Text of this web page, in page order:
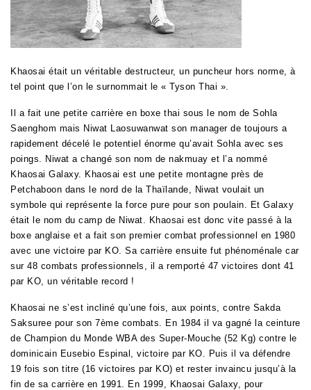
Khaosai était un véritable destructeur, un puncheur hors norme, à
tel point que l’on le surnommait le « Tyson Thai ».
Il a fait une petite carrière en boxe thai sous le nom de Sohla
Saenghom mais Niwat Laosuwanwat son manager de toujours a
rapidement décelé le potentiel énorme qu’avait Sohla avec ses
poings. Niwat a changé son nom de nakmuay et l’a nommé
Khaosai Galaxy. Khaosai est une petite montagne près de
Petchaboon dans le nord de la Thaïlande, Niwat voulait un
symbole qui représente la force pure pour son poulain. Et Galaxy
était le nom du camp de Niwat. Khaosai est donc vite passé à la
boxe anglaise et a fait son premier combat professionnel en 1980
avec une victoire par KO. Sa carrière ensuite fut phénoménale car
sur 48 combats professionnels, il a remporté 47 victoires dont 41
par KO, un véritable record !
Khaosai ne s’est incliné qu’une fois, aux points, contre Sakda
Saksuree pour son 7ème combats. En 1984 il va gagné la ceinture
de Champion du Monde WBA des Super-Mouche (52 Kg) contre le
dominicain Eusebio Espinal, victoire par KO. Puis il va défendre
19 fois son titre (16 victoires par KO) et rester invaincu jusqu’à la
fin de sa carrière en 1991. En 1999, Khaosai Galaxy, pour